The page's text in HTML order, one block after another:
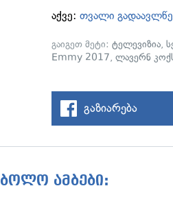
აქვე:თვალი
გაიგეთ მეტი:ტელევიზია,
Emmy 2017,ლავერნ
გაზიარება
ბოლო ამბები: